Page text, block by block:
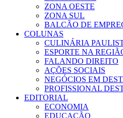
ZONA OESTE
ZONA SUL
BALCÃO DE
COLUNAS
CULINÁRIA
ESPORTE NA
FALANDO DIREITO
AÇÕES SOCIAIS
NEGÓCIOS EM
PROFISSIONAL
EDITORIAL
ECONOMIA
EDUCAÇÃO